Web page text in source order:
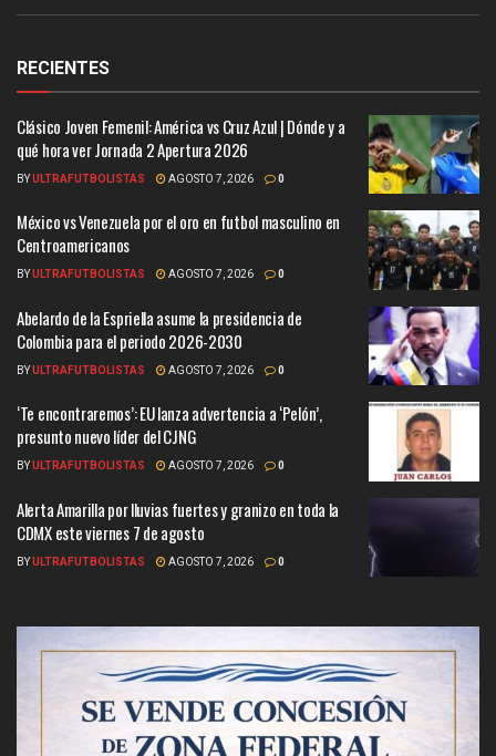
RECIENTES
Clásico Joven Femenil: América vs Cruz Azul | Dónde y a
qué hora ver Jornada 2 Apertura 2026
BYULTRAFUTBOLISTAS AGOSTO 7, 2026 0
México vs Venezuela por el oro en futbol masculino en
Centroamericanos
BYULTRAFUTBOLISTAS AGOSTO 7, 2026 0
Abelardo de la Espriella asume la presidencia de
Colombia para el periodo 2026-2030
BYULTRAFUTBOLISTAS AGOSTO 7, 2026 0
‘Te encontraremos’: EU lanza advertencia a ‘Pelón’,
presunto nuevo líder del CJNG
BYULTRAFUTBOLISTAS AGOSTO 7, 2026 0
Alerta Amarilla por lluvias fuertes y granizo en toda la
CDMX este viernes 7 de agosto
BYULTRAFUTBOLISTAS AGOSTO 7, 2026 0